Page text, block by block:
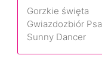
Gorzkie święta
Gwiazdozbiór Psa
Sunny Dancer